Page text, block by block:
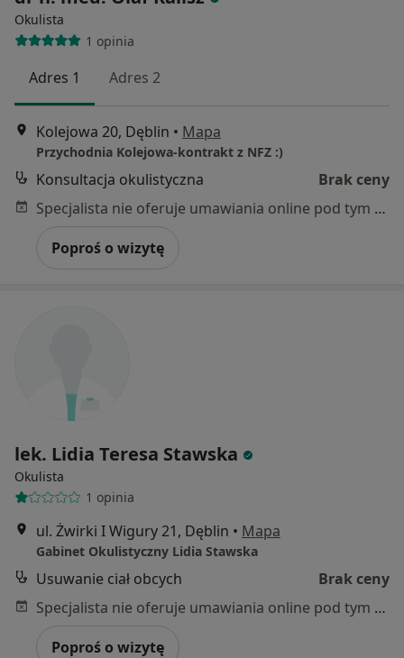
Okulista
1 opinia
Adres 1 Adres 2
Kolejowa 20, Dęblin • Mapa
Przychodnia Kolejowa-kontrakt z NFZ :)
Konsultacja okulistyczna
Brak ceny
Specjalista nie oferuje umawiania online pod tym adresem.
Poproś o wizytę
lek. Lidia Teresa Stawska
Okulista
1 opinia
ul. Żwirki I Wigury 21, Dęblin • Mapa
Gabinet Okulistyczny Lidia Stawska
Usuwanie ciał obcych
Brak ceny
Specjalista nie oferuje umawiania online pod tym adresem.
Poproś o wizytę